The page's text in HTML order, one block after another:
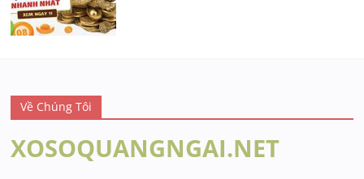
Về Chúng Tôi
XOSOQUANGNGAI.NET